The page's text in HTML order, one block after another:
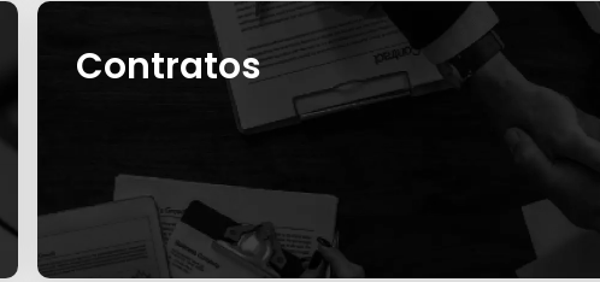
Contratos